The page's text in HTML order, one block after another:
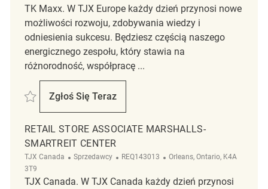
TK Maxx. W TJX Europe każdy dzień przynosi nowe
możliwości rozwoju, zdobywania wiedzy i
odniesienia sukcesu. Będziesz częścią naszego
energicznego zespołu, który stawia na
różnorodność, współpracę ...
Zapisać Retail Associate REQ141443
Zgłoś Się Teraz
Retail Associate
RETAIL STORE ASSOCIATE MARSHALLS-
SMARTREIT CENTER
TJX Canada Kategoria
Sprzedawcy ReqId
REQ143013 Lokalizacja
Orleans, Ontario, K4A
3T9
TJX Canada. W TJX Canada każdy dzień przynosi